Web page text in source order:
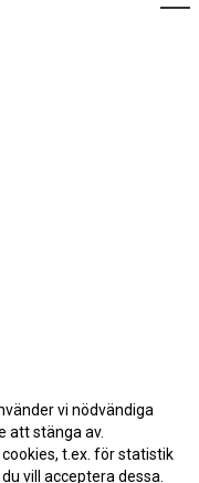
vi nödvändiga
att stänga av.
t.ex. för statistik
vill acceptera dessa.